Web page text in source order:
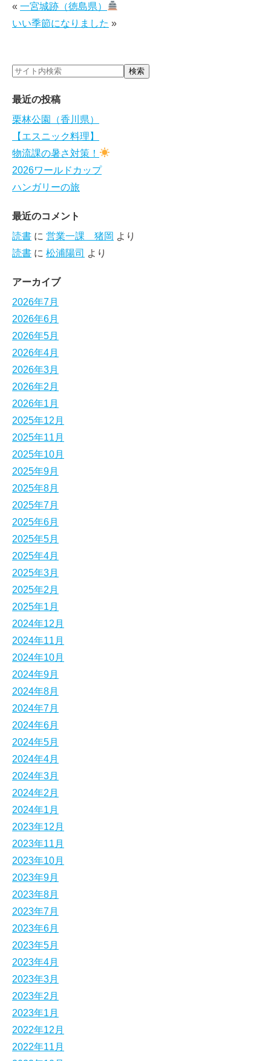
« 一宮城跡（徳島県）
いい季節になりました »
最近の投稿
栗林公園（香川県）
【エスニック料理】
物流課の暑さ対策！
2026ワールドカップ
ハンガリーの旅
最近のコメント
読書 に 営業一課 猪岡 より
読書 に 松浦陽司 より
アーカイブ
2026年7月
2026年6月
2026年5月
2026年4月
2026年3月
2026年2月
2026年1月
2025年12月
2025年11月
2025年10月
2025年9月
2025年8月
2025年7月
2025年6月
2025年5月
2025年4月
2025年3月
2025年2月
2025年1月
2024年12月
2024年11月
2024年10月
2024年9月
2024年8月
2024年7月
2024年6月
2024年5月
2024年4月
2024年3月
2024年2月
2024年1月
2023年12月
2023年11月
2023年10月
2023年9月
2023年8月
2023年7月
2023年6月
2023年5月
2023年4月
2023年3月
2023年2月
2023年1月
2022年12月
2022年11月